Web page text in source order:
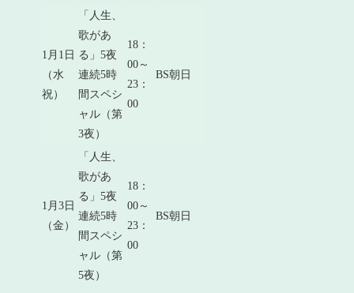
1月1日
（水
祝）
「人生、
歌があ
る」5夜
連続5時
間スペシ
ャル（第
3夜）
18：
00～
23：
00
BS朝日
1月3日
（金）
「人生、
歌があ
る」5夜
連続5時
間スペシ
ャル（第
5夜）
18：
00～
23：
00
BS朝日